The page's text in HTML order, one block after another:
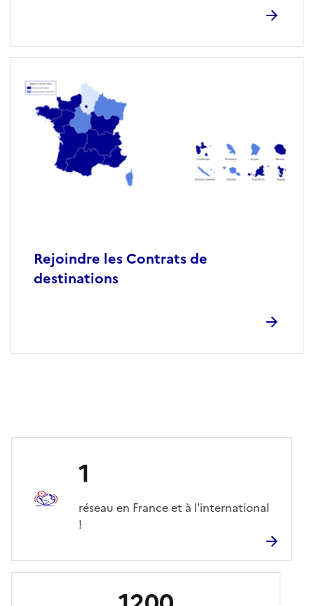
Rejoindre les Contrats de
destinations
1
réseau en France et à l'international
!